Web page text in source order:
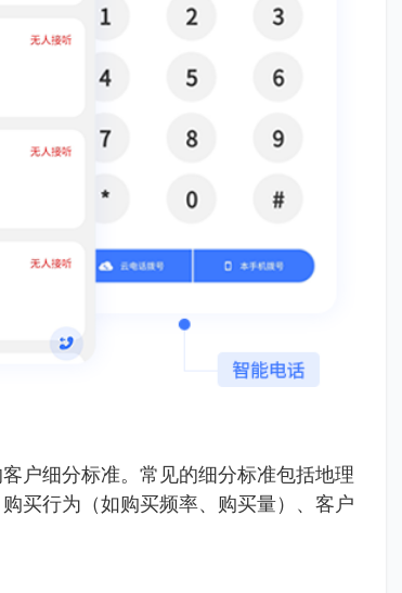
户细分标准。常见的细分标准包括地理
买行为（如购买频率、购买量）、客户